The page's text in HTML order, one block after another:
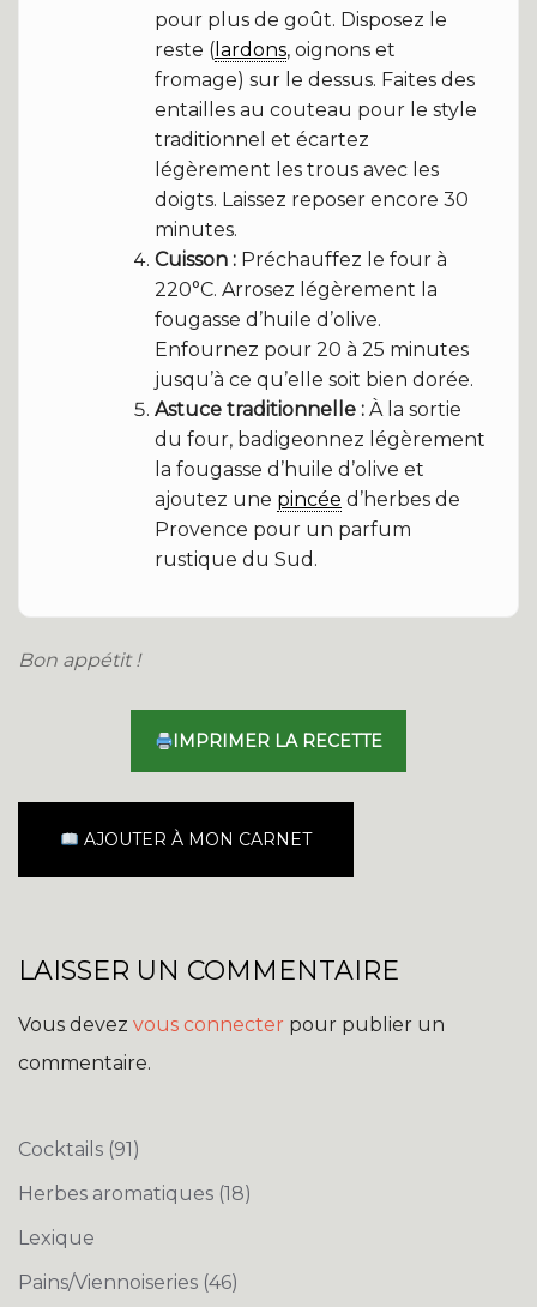
pour plus de goût. Disposez le
reste ( lardons, oignons et
fromage) sur le dessus. Faites des
entailles au couteau pour le style
traditionnel et écartez
légèrement les trous avec les
doigts. Laissez reposer encore 30
minutes.
Cuisson : Préchauffez le four à
220°C. Arrosez légèrement la
fougasse d’huile d’olive.
Enfournez pour 20 à 25 minutes
jusqu’à ce qu’elle soit bien dorée.
Astuce traditionnelle : À la sortie
du four, badigeonnez légèrement
la fougasse d’huile d’olive et
ajoutez une pincée d’herbes de
Provence pour un parfum
rustique du Sud.
Bon appétit !
IMPRIMER LA RECETTE
AJOUTER À MON CARNET
LAISSER UN COMMENTAIRE
Vous devez vous connecter pour publier un
commentaire.
Cocktails (91)
Herbes aromatiques (18)
Lexique
Pains/Viennoiseries (46)